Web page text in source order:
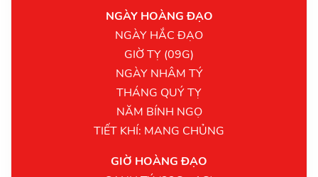
NGÀY HOÀNG ĐẠO
NGÀY HẮC ĐẠO
GIỜ TỴ (09G)
NGÀY NHÂM TÝ
THÁNG QUÝ TỴ
NĂM BÍNH NGỌ
TIẾT KHÍ: MANG CHỦNG
GIỜ HOÀNG ĐẠO